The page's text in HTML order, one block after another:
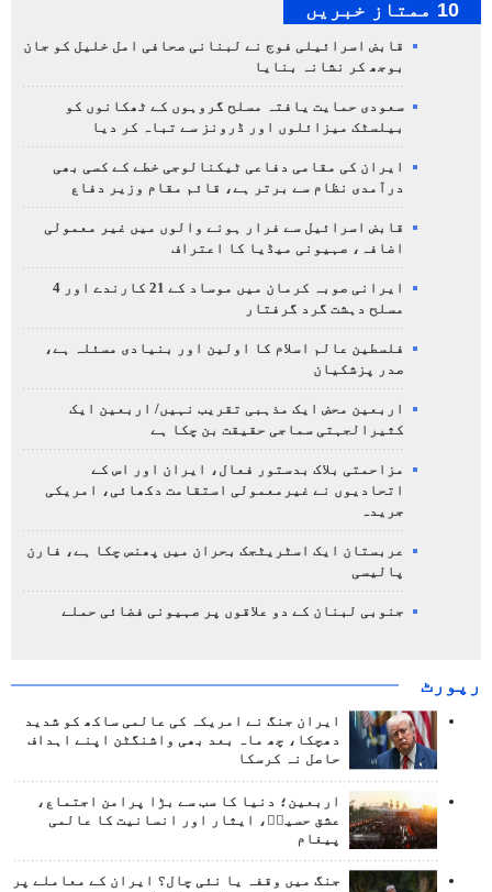
10 ممتاز خبریں
قابض اسرائیلی فوج نے لبنانی صحافی امل خلیل کو جان
بوجھ کر نشانہ بنایا
سعودی حمایت یافتہ مسلح گروہوں کے ٹھکانوں کو
بیلسٹک میزائلوں اور ڈرونز سے تباہ کر دیا
ایران کی مقامی دفاعی ٹیکنالوجی خطے کے کسی بھی
درآمدی نظام سے برتر ہے، قائم مقام وزیر دفاع
قابض اسرائیل سے فرار ہونے والوں میں غیر معمولی
اضافہ، صہیونی میڈیا کا اعتراف
ایرانی صوبہ کرمان میں موساد کے 21 کارندے اور 4
مسلح دہشت گرد گرفتار
فلسطین عالم اسلام کا اولین اور بنیادی مسئلہ ہے،
صدر پزشکیان
اربعین محض ایک مذہبی تقریب نہیں/ اربعین ایک
کثیرالجہتی سماجی حقیقت بن چکا ہے
مزاحمتی بلاک بدستور فعال، ایران اور اس کے
اتحادیوں نے غیرمعمولی استقامت دکھائی، امریکی
جریدہ
عربستان ایک اسٹریٹجک بحران میں پھنس چکا ہے، فارن
پالیسی
جنوبی لبنان کے دو علاقوں پر صہیونی فضائی حملے
رپورٹ
ایران جنگ نے امریکہ کی عالمی ساکھ کو شدید
دھچکا، چھ ماہ بعد بھی واشنگٹن اپنے اہداف
حاصل نہ کرسکا
اربعین؛ دنیا کا سب سے بڑا پرامن اجتماع،
عشق حسینؑ، ایثار اور انسانیت کا عالمی
پیغام
جنگ میں وقفہ یا نئی چال؟ ایران کے معاملے پر